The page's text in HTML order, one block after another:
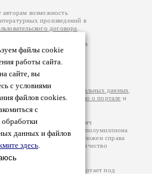
файлы cookie
работы сайта.
сайте, вы
с условиями
файлов cookies.
с
данных и файлов
здесь.
авторам возможность
произведений в
договора
принадлежат авторам
произведений возможна
которому вы можете
Ответственность за
самостоятельно на
законодательства
обработки персональных данных
подробнуюинформацию о портале и
– порядка 100 тысяч
просматривают более полумиллиона
который расположен справа
указано по две цифры: количество
2000-2026. Портал работает под